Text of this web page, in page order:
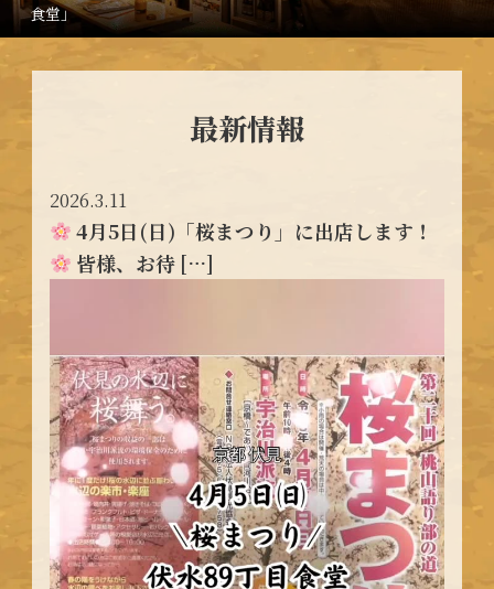
食堂」
最新情報
2026.3.11
4月5日(日)「桜まつり」に出店します！
皆様、お待 […]